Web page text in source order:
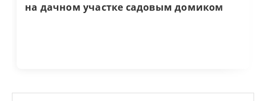
на дачном участке садовым домиком